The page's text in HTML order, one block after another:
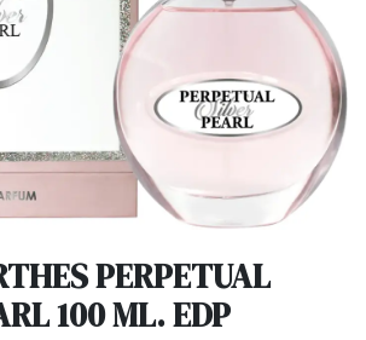
PERPETUAL
100 ML. EDP